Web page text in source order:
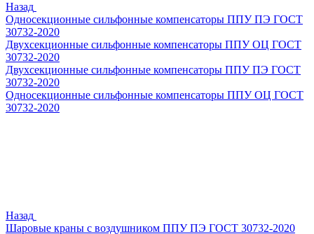
Назад
Односекционные сильфонные компенсаторы ППУ ПЭ ГОСТ
30732-2020
Двухсекционные сильфонные компенсаторы ППУ ОЦ ГОСТ
30732-2020
Двухсекционные сильфонные компенсаторы ППУ ПЭ ГОСТ
30732-2020
Односекционные сильфонные компенсаторы ППУ ОЦ ГОСТ
30732-2020
Назад
Шаровые краны с воздушником ППУ ПЭ ГОСТ 30732-2020